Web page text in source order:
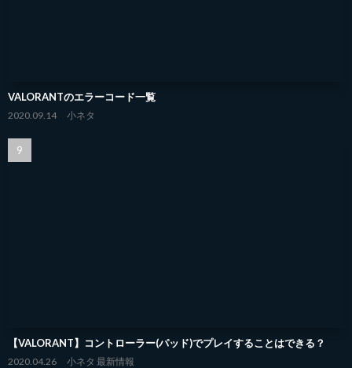
VALORANTのエラーコード一覧
2020.09.14 小ネタ
【VALORANT】コントローラー(パッド)でプレイすることはできる？
2020.04.26 小ネタ 最新情報